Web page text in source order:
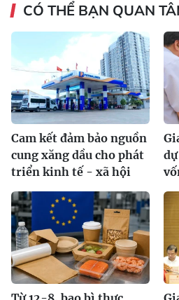
CÓ THỂ BẠN QUAN
Cam kết đảm bảo nguồn
cung xăng dầu cho phát
triển kinh tế - xã hội